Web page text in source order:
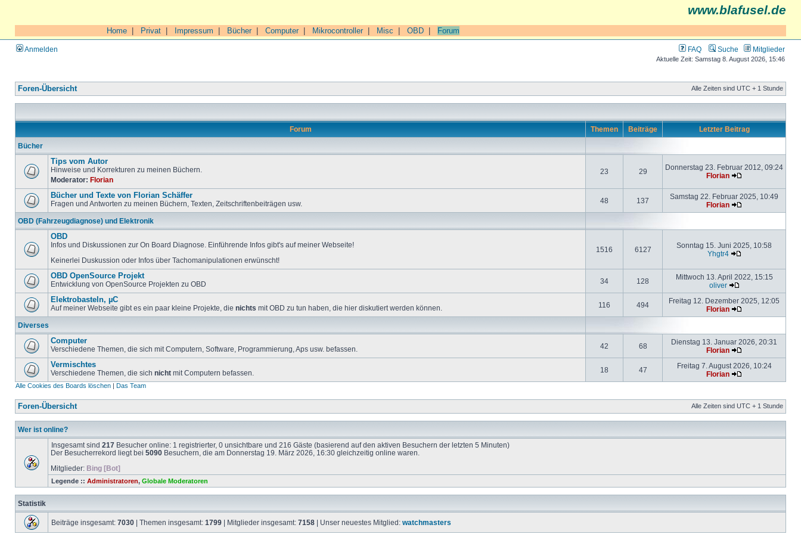
www.blafusel.de
Home Privat Impressum Bücher| Computer| Mikrocontroller| Misc OBD Forum
Anmelden FAQ Suche Mitglieder
Aktuelle Zeit: Samstag 8. August 2026, 15:46
Foren-Übersicht Alle Zeiten sind UTC + 1 Stunde
Forum Themen Beiträge Letzter Beitrag
Bücher
Tips vom Autor
Hinweise und Korrekturen zu meinen Büchern.
Moderator: Florian
23 29
Donnerstag 23. Februar 2012, 09:24
Florian
Bücher und Texte von Florian Schäffer
Fragen und Antworten zu meinen Büchern, Texten, Zeitschriftenbeiträgen usw. 48 137
Samstag 22. Februar 2025, 10:49
Florian
OBD (Fahrzeugdiagnose) und Elektronik
OBD
Infos und Diskussionen zur On Board Diagnose. Einführende Infos gibt's auf meiner Webseite!
Keinerlei Duskussion oder Infos über Tachomanipulationen erwünscht!
1516 6127
Sonntag 15. Juni 2025, 10:58
Yhgtr4
OBD OpenSource Projekt
Entwicklung von OpenSource Projekten zu OBD 34 128
Mittwoch 13. April 2022, 15:15
oliver
Elektrobasteln, µC
Auf meiner Webseite gibt es ein paar kleine Projekte, die nichts mit OBD zu tun haben, die hier diskutiert werden können. 116 494
Freitag 12. Dezember 2025, 12:05
Florian
Diverses
Computer
Verschiedene Themen, die sich mit Computern, Software, Programmierung, Aps usw. befassen. 42 68
Dienstag 13. Januar 2026, 20:31
Florian
Vermischtes
Verschiedene Themen, die sich nicht mit Computern befassen. 18 47
Freitag 7. August 2026, 10:24
Florian
Alle Cookies des Boards löschen | Das Team
Foren-Übersicht Alle Zeiten sind UTC + 1 Stunde
Wer ist online?
Insgesamt sind 217 Besucher online: 1 registrierter, 0 unsichtbare und 216 Gäste (basierend auf den aktiven Besuchern der letzten 5 Minuten)
Der Besucherrekord liegt bei 5090 Besuchern, die am Donnerstag 19. März 2026, 16:30 gleichzeitig online waren.
Mitglieder: Bing [Bot]
Legende :: Administratoren, Globale Moderatoren
Statistik
Beiträge insgesamt: 7030 | Themen insgesamt: 1799 | Mitglieder insgesamt: 7158 | Unser neuestes Mitglied: watchmasters